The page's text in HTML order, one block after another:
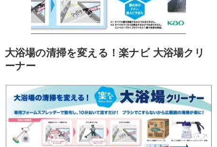
大浴場の清掃を変える！楽ナビ 大浴場クリ
ーナー